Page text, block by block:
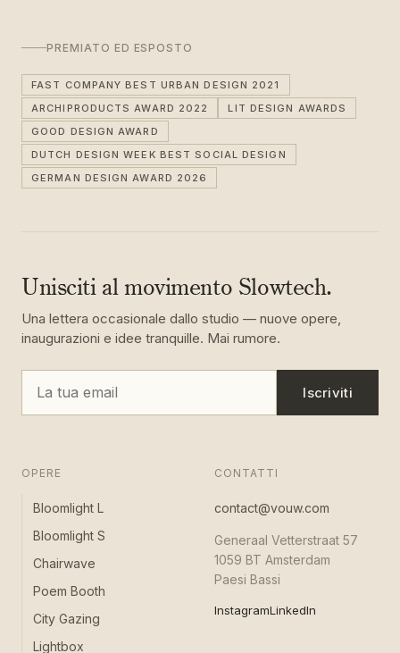
PREMIATO ED ESPOSTO
FAST COMPANY BEST URBAN DESIGN 2021
ARCHIPRODUCTS AWARD 2022
LIT DESIGN AWARDS
GOOD DESIGN AWARD
DUTCH DESIGN WEEK BEST SOCIAL DESIGN
GERMAN DESIGN AWARD 2026
Unisciti al movimento Slowtech.
Una lettera occasionale dallo studio — nuove opere,
inaugurazioni e idee tranquille. Mai rumore.
Iscriviti
OPERE
Bloomlight L
Bloomlight S
Chairwave
Poem Booth
City Gazing
Lightbox
CONTATTI
contact@vouw.com
Generaal Vetterstraat 57
1059 BT Amsterdam
Paesi Bassi
InstagramLinkedIn